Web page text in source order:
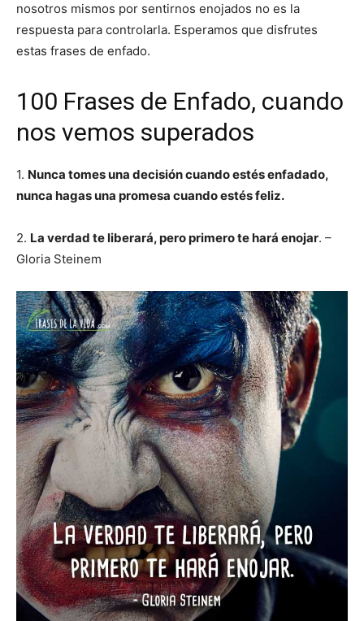
nosotros mismos por sentirnos enojados no es la
respuesta para controlarla. Esperamos que disfrutes
estas frases de enfado.
100 Frases de Enfado, cuando
nos vemos superados
1. Nunca tomes una decisión cuando estés enfadado,
nunca hagas una promesa cuando estés feliz.
2. La verdad te liberará, pero primero te hará enojar. –
Gloria Steinem